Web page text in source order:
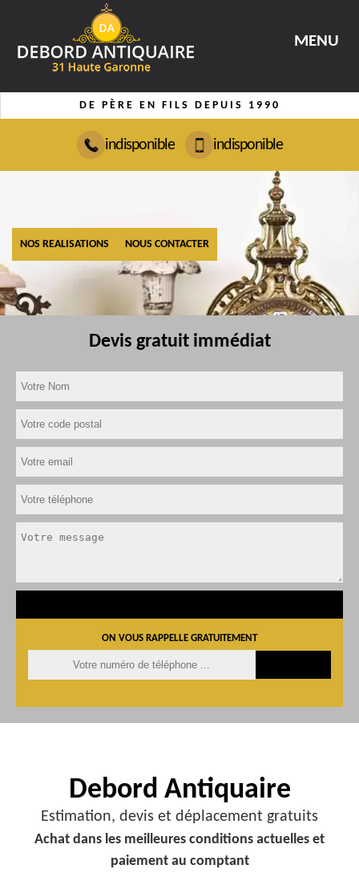
MENU
DE PÈRE EN FILS DEPUIS 1990
indisponible indisponible
NOS REALISATIONS NOUS CONTACTER
Devis gratuit immédiat
ON VOUS RAPPELLE GRATUITEMENT
Debord Antiquaire
Estimation, devis et déplacement gratuits
Achat dans les meilleures conditions actuelles et
paiement au comptant